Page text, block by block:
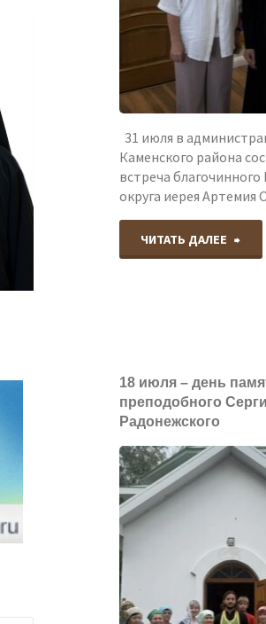
31 июля в
Каменского района
встреча благочинного
округа иерея
ЧИТАТЬ ДАЛЕЕ
18 июля – день
преподобного
Радонежского